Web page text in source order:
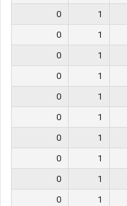
1
0
1
0
1
0
1
0
1
0
1
0
1
0
1
0
1
0
1
0